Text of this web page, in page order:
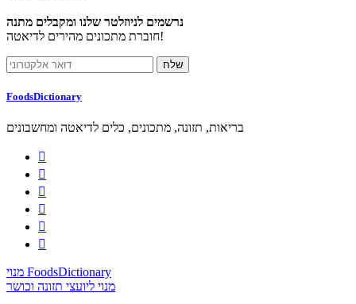
נרשמים לניוזלטר שלנו ומקבלים מתנה
חוברת מתכונים מהירים לדיאטה!
FoodsDictionary
בריאות, תזונה, מתכונים, כלים לדיאטה ומחשבונים






מנוי FoodsDictionary
מנוי ליועצי תזונה וכושר